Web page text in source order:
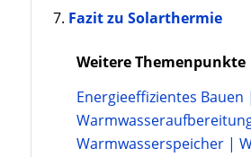
Fazit zu Solarthermie
Weitere Themenpunkte
Energieeffizientes Bauen |
Warmwasserspeicher |